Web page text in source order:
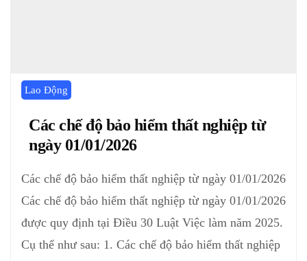
Lao Động
Các chế độ bảo hiểm thất nghiệp từ
ngày 01/01/2026
Các chế độ bảo hiểm thất nghiệp từ ngày 01/01/2026
Các chế độ bảo hiểm thất nghiệp từ ngày 01/01/2026
được quy định tại Điều 30 Luật Việc làm năm 2025.
Cụ thể như sau: 1. Các chế độ bảo hiểm thất nghiệp